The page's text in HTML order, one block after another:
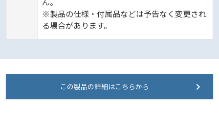
※製品の仕様・付属品などは予告なく変更され
る場合があります。
この製品の詳細はこちらから